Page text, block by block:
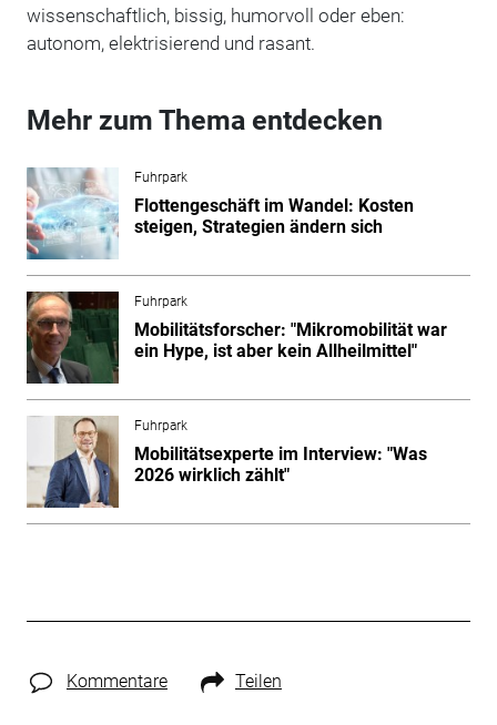
wissenschaftlich, bissig, humorvoll oder eben:
autonom, elektrisierend und rasant.
Mehr zum Thema entdecken
Fuhrpark
Flottengeschäft im Wandel: Kosten
steigen, Strategien ändern sich
Fuhrpark
Mobilitätsforscher: "Mikromobilität war
ein Hype, ist aber kein Allheilmittel"
Fuhrpark
Mobilitätsexperte im Interview: "Was
2026 wirklich zählt"
Kommentare Teilen